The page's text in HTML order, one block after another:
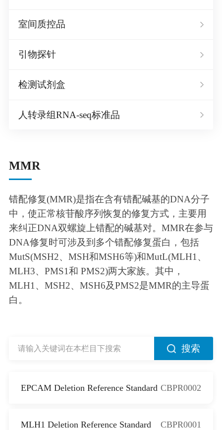
室间质控品
引物探针
检测试剂盒
人转录组RNA-seq标准品
MMR
错配修复(MMR)是指在含有错配碱基的DNA分子
中，使正常核苷酸序列恢复的修复方式，主要用
来纠正DNA双螺旋上错配的碱基对。MMR在参与
DNA修复时可涉及到多个错配修复蛋白，包括
MutS(MSH2、MSH和MSH6等)和MutL(MLH1、
MLH3、PMS1和 PMS2)两大家族。其中，
MLH1、MSH2、MSH6及PMS2是MMR的主导蛋
白。
搜索
EPCAM Deletion Reference Standard CBPR0002
MLH1 Deletion Reference Standard CBPR0001